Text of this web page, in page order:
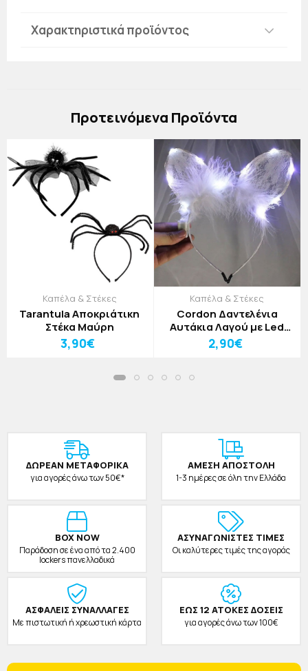
Χαρακτηριστικά προϊόντος
Πρoτεινόμενα Προϊόντα
Καπέλα & Στέκες
Tarantula Αποκριάτικη
Στέκα Μαύρη
3,90€
Καπέλα & Στέκες
Cordon Δαντελένια
Αυτάκια Λαγού με Led
Μαύρο
2,90€
ΔΩΡΕAΝ ΜΕΤΑΦΟΡΙΚΑ
για αγορές άνω των 50€*
ΑΜΕΣΗ ΑΠΟΣΤΟΛΗ
1-3 ημέρες σε όλη την Ελλάδα
BOX NOW
Παράδοση σε ένα από τα 2.400
lockers πανελλαδικά
ΑΣΥΝΑΓΩΝΙΣΤΕΣ ΤΙΜΕΣ
Οι καλύτερες τιμές της αγοράς
ΑΣΦΑΛΕΙΣ ΣΥΝΑΛΛΑΓΕΣ
Με πιστωτική ή χρεωστική κάρτα
ΕΩΣ 12 ΑΤΟΚΕΣ ΔΟΣΕΙΣ
για αγορές άνω των 100€